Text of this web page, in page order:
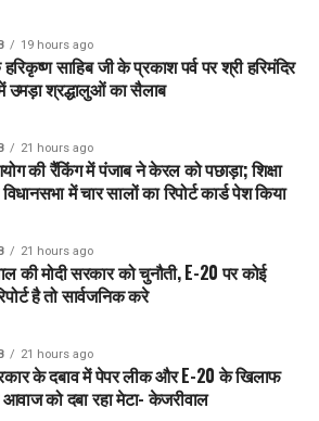
19 hours ago
साहिब जी के प्रकाश पर्व पर श्री हरिमंदिर
उमड़ा श्रद्धालुओं का सैलाब
21 hours ago
की रैंकिंग में पंजाब ने केरल को पछाड़ा; शिक्षा
में चार सालों का रिपोर्ट कार्ड पेश किया
21 hours ago
की मोदी सरकार को चुनौती, E-20 पर कोई
है तो सार्वजनिक करे
21 hours ago
के दबाव में पेपर लीक और E-20 के खिलाफ
को दबा रहा मेटा- केजरीवाल